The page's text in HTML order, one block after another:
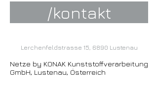
/kontakt
Lerchenfeldstrasse 15, 6890 Lustenau
Netze by KONAK Kunststoffverarbeitung
GmbH, Lustenau, Österreich